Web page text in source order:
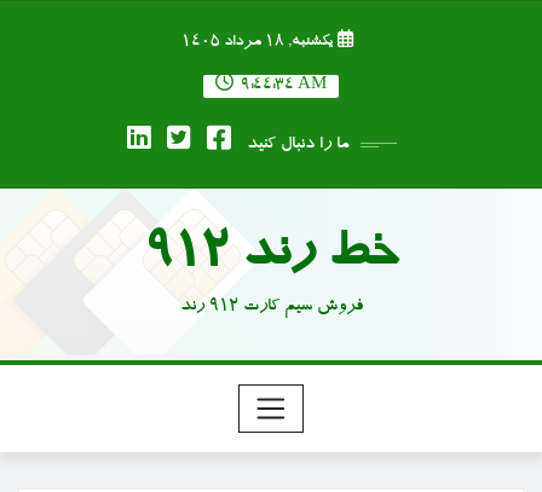
یکشنبه, ۱۸ مرداد ۱۴۰۵
9:44:35 AM
ما را دنبال کنید
خط رند 912
فروش سیم کارت 912 رند